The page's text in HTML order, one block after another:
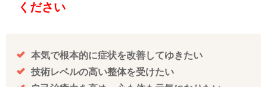
ください
本気で根本的に症状を改善してゆきたい
技術レベルの高い整体を受けたい